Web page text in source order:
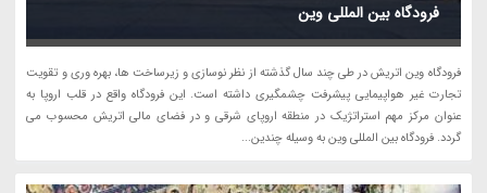
فرودگاه بین المللی وین
فرودگاه وین اتریش در طی چند سال گذشته از نظر نوسازی و زیرساخت ها، بهره وری و تقویت
تجارت غیر هواپیمایی پیشرفت چشمگیری داشته است. این فرودگاه واقع در قلب اروپا به
عنوان مرکز مهم استراتژیک در منطقه اروپای شرقی و در فضای مالی اتریش محسوب می
گردد. فرودگاه بین المللی وین به وسیله چندین...